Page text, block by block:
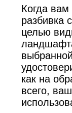
Когда вам
разбивка
целью
как на
всего,